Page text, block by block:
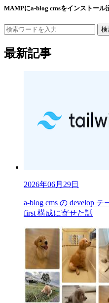
MAMPにa-blog cmsをインストール
検
最新記事
2026年06月29日
a-blog cms の develop テ
first 構成に寄せた話